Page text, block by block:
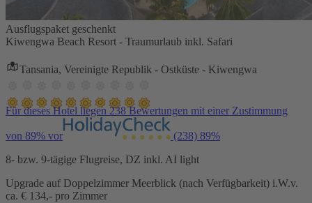
Ausflugspaket geschenkt
Kiwengwa Beach Resort - Traumurlaub inkl. Safari
Tansania, Vereinigte Republik - Ostküste - Kiwengwa
Für dieses Hotel liegen 238 Bewertungen mit einer Zustimmung
von 89% vor (238) 89%
8- bzw. 9-tägige Flugreise, DZ inkl. AI light
Upgrade auf Doppelzimmer Meerblick (nach Verfügbarkeit) i.W.v.
ca. € 134,- pro Zimmer